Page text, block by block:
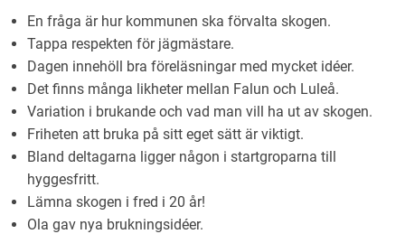
En fråga är hur kommunen ska förvalta skogen.
Tappa respekten för jägmästare.
Dagen innehöll bra föreläsningar med mycket idéer.
Det finns många likheter mellan Falun och Luleå.
Variation i brukande och vad man vill ha ut av skogen.
Friheten att bruka på sitt eget sätt är viktigt.
Bland deltagarna ligger någon i startgroparna till
hyggesfritt.
Lämna skogen i fred i 20 år!
Ola gav nya brukningsidéer.